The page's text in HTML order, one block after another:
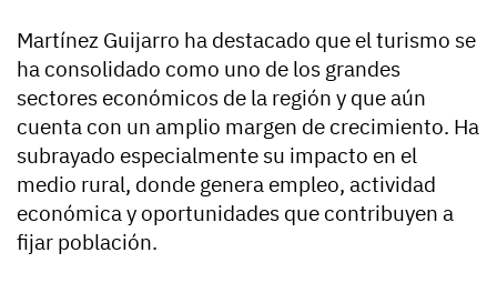
Martínez Guijarro ha destacado que el turismo se
ha consolidado como uno de los grandes
sectores económicos de la región y que aún
cuenta con un amplio margen de crecimiento. Ha
subrayado especialmente su impacto en el
medio rural, donde genera empleo, actividad
económica y oportunidades que contribuyen a
fijar población.